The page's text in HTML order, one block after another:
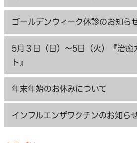
ゴールデンウィーク休診のお知ら
5月３日（日）～5日（火）『治癒
ト』
年末年始のお休みについて
インフルエンザワクチンのお知ら